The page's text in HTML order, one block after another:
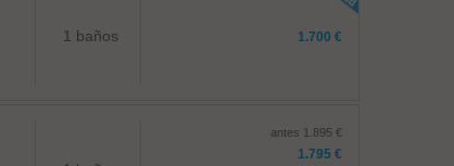
1 baños 1.700 €
antes 1.895 €
1.795 €